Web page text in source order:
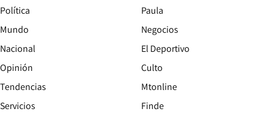
Política
Mundo
Nacional
Opinión
Tendencias
Servicios
Paula
Negocios
El Deportivo
Culto
Mtonline
Finde